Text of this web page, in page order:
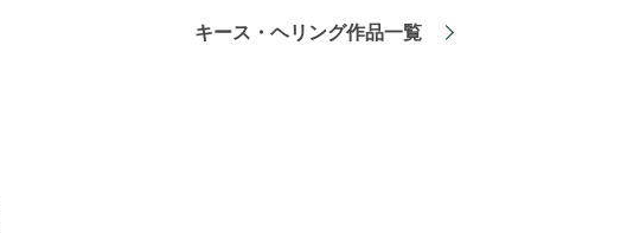
キース・ヘリング作品一覧